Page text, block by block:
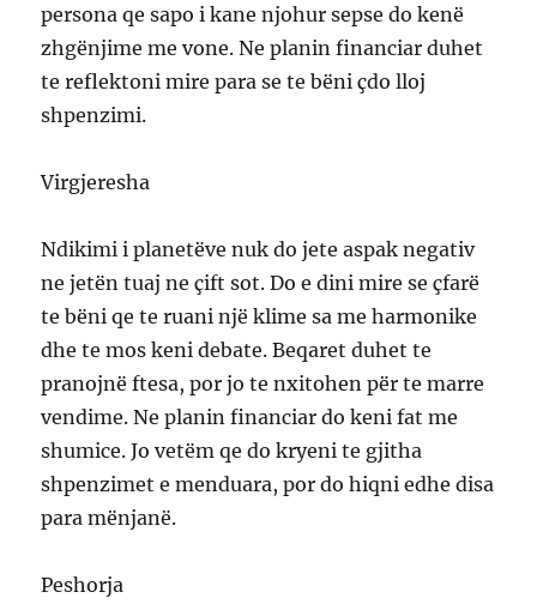
persona qe sapo i kane njohur sepse do kenë
zhgënjime me vone. Ne planin financiar duhet
te reflektoni mire para se te bëni çdo lloj
shpenzimi.
Virgjeresha
Ndikimi i planetëve nuk do jete aspak negativ
ne jetën tuaj ne çift sot. Do e dini mire se çfarë
te bëni qe te ruani një klime sa me harmonike
dhe te mos keni debate. Beqaret duhet te
pranojnë ftesa, por jo te nxitohen për te marre
vendime. Ne planin financiar do keni fat me
shumice. Jo vetëm qe do kryeni te gjitha
shpenzimet e menduara, por do hiqni edhe disa
para mënjanë.
Peshorja